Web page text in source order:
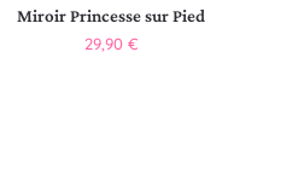
Miroir Princesse sur Pied
29,90 €